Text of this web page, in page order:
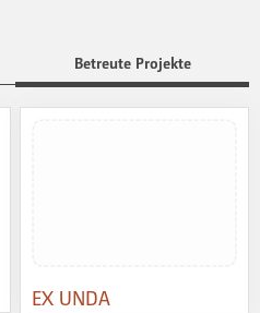
Betreute Projekte
EX UNDA